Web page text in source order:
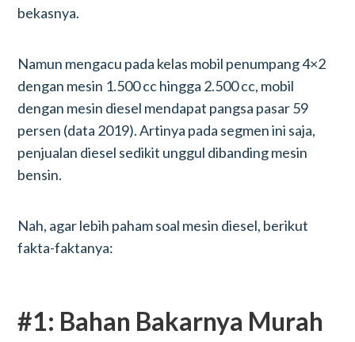
bekasnya.
Namun mengacu pada kelas mobil penumpang 4×2
dengan mesin 1.500 cc hingga 2.500 cc, mobil
dengan mesin diesel mendapat pangsa pasar 59
persen (data 2019). Artinya pada segmen ini saja,
penjualan diesel sedikit unggul dibanding mesin
bensin.
Nah, agar lebih paham soal mesin diesel, berikut
fakta-faktanya:
#1: Bahan Bakarnya Murah